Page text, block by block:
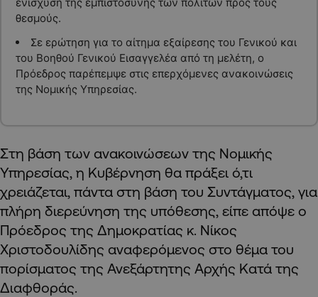
θεσμούς.
Σε ερώτηση για το αίτημα εξαίρεσης του Γενικού και
του Βοηθού Γενικού Εισαγγελέα από τη μελέτη, ο
Πρόεδρος παρέπεμψε στις επερχόμενες ανακοινώσεις
της Νομικής Υπηρεσίας.
Στη βάση των ανακοινώσεων της Νομικής
Υπηρεσίας, η Κυβέρνηση θα πράξει ό,τι
χρειάζεται, πάντα στη βάση του Συντάγματος, για
πλήρη διερεύνηση της υπόθεσης, είπε απόψε ο
Πρόεδρος της Δημοκρατίας κ. Νίκος
Χριστοδουλίδης αναφερόμενος στο θέμα του
πορίσματος της Ανεξάρτητης Αρχής Κατά της
Διαφθοράς.